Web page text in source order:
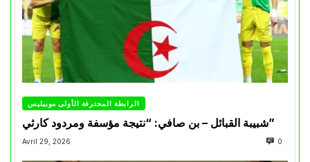
الرابطة المحترفة الأولى موبيليس
شبيبة القبائل – بن صافي: “نتيجة مؤسفة ومردود كارثي”
Avril 29, 2026 0